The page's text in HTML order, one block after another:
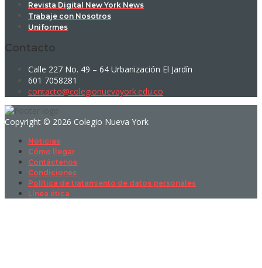
Revista Digital New York News
Trabaje con Nosotros
Uniformes
Contacto
Calle 227 No. 49 – 64 Urbanización El Jardín
601 7058281
contacto@colegionuevayork.edu.co
Copyright © 2026 Colegio Nueva York
Noticias
Cómo llegar
Contáctenos
Condiciones
Política de tratamiento de datos personales
Línea ética